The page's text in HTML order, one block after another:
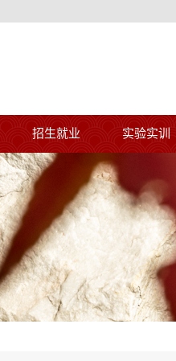
招生就业 实验实训